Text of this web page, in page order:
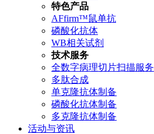
特色产品
AFfirm™鼠单抗
磷酸化抗体
WB相关试剂
技术服务
全数字病理切片扫描服务
多肽合成
单克隆抗体制备
磷酸化抗体制备
多克隆抗体制备
活动与资讯